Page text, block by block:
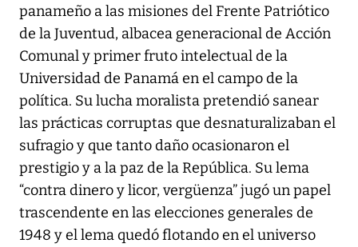
panameño a las misiones del Frente Patriótico
de la Juventud, albacea generacional de Acción
Comunal y primer fruto intelectual de la
Universidad de Panamá en el campo de la
política. Su lucha moralista pretendió sanear
las prácticas corruptas que desnaturalizaban el
sufragio y que tanto daño ocasionaron el
prestigio y a la paz de la República. Su lema
“contra dinero y licor, vergüenza” jugó un papel
trascendente en las elecciones generales de
1948 y el lema quedó flotando en el universo